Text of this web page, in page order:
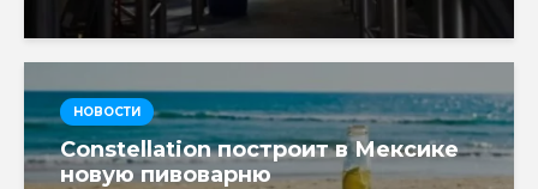
НОВОСТИ
Constellation построит в Мексике
новую пивоварню